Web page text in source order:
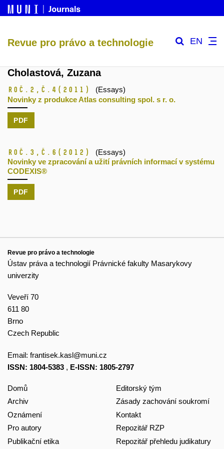
Revue pro právo a technologie EN
Cholastová, Zuzana
Roč.2, č.4 (2011)
(Essays)
Novinky z produkce Atlas consulting spol. s r. o.
PDF
Roč.3, č.6 (2012)
(Essays)
Novinky ve zpracování a užití právních informací v systému
CODEXIS®
PDF
Revue pro právo a technologie
Ústav práva a technologií Právnické fakulty Masarykovy
univerzity
Veveří 70
611 80
Brno
Czech Republic
Email: frantisek.kasl@muni.cz
ISSN: 1804-5383 , E-ISSN: 1805-2797
Domů
Archiv
Oznámení
Pro autory
Publikační etika
Editorský tým
Zásady zachování soukromí
Kontakt
Repozitář RZP
Repozitář přehledu judikatury